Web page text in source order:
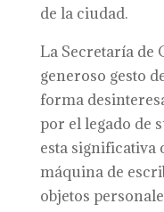
de la ciudad.
La Secretaría de
generoso gesto
forma
por el legado de
esta significativa
máquina de
objetos